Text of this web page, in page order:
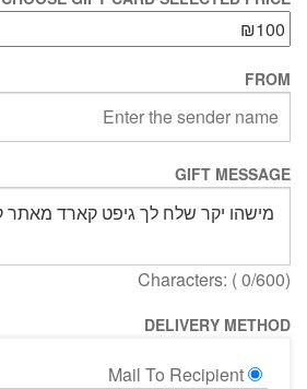
FROM
GIFT MESSAGE
Characters: (0/600)
DELIVERY METHOD
Mail To Recipient